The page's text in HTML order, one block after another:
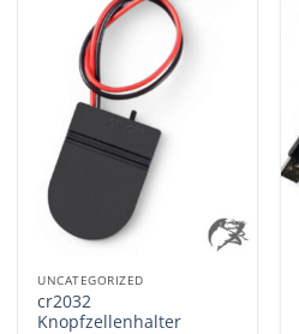
UNCATEGORIZED
cr2032
Knopfzellenhalter